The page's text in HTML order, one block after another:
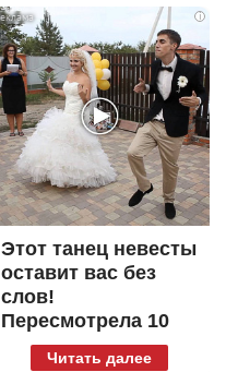
i
Этот танец невесты
оставит вас без
слов!
Пересмотрела 10
раз
Читать далее